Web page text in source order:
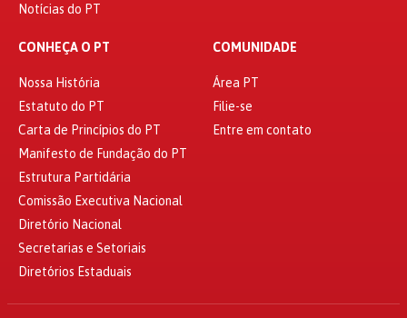
Notícias do PT
CONHEÇA O PT
Nossa História
Estatuto do PT
Carta de Princípios do PT
Manifesto de Fundação do PT
Estrutura Partidária
Comissão Executiva Nacional
Diretório Nacional
Secretarias e Setoriais
Diretórios Estaduais
COMUNIDADE
Área PT
Filie-se
Entre em contato